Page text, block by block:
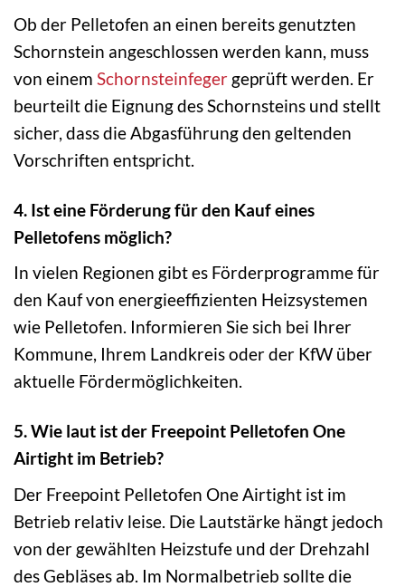
Ob der Pelletofen an einen bereits genutzten
Schornstein angeschlossen werden kann, muss
von einem Schornsteinfeger geprüft werden. Er
beurteilt die Eignung des Schornsteins und stellt
sicher, dass die Abgasführung den geltenden
Vorschriften entspricht.
4. Ist eine Förderung für den Kauf eines
Pelletofens möglich?
In vielen Regionen gibt es Förderprogramme für
den Kauf von energieeffizienten Heizsystemen
wie Pelletofen. Informieren Sie sich bei Ihrer
Kommune, Ihrem Landkreis oder der KfW über
aktuelle Fördermöglichkeiten.
5. Wie laut ist der Freepoint Pelletofen One
Airtight im Betrieb?
Der Freepoint Pelletofen One Airtight ist im
Betrieb relativ leise. Die Lautstärke hängt jedoch
von der gewählten Heizstufe und der Drehzahl
des Gebläses ab. Im Normalbetrieb sollte die